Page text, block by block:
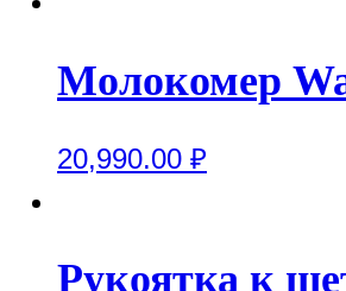
Молокомер
20,990.00 ₽
Рукоятка к